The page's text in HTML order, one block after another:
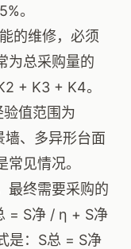
。
的维修，必须
为总采购量的
+ K3 + K4。
值范围为
墙、多异形台面
见情况。
最终需要采购的
= S净 / η + S净
是：S总 = S净